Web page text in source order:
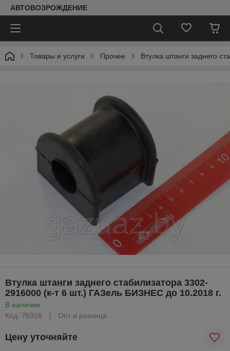
АВТОВОЗРОЖДЕНИЕ
Товары и услуги Прочее Втулка штанги заднего
Втулка штанги заднего стабилизатора 3302-
2916000 (к-т 6 шт.) ГАЗель БИЗНЕС до 10.2018 г.
В наличии
Код: 76916
Опт и розница
Цену уточняйте